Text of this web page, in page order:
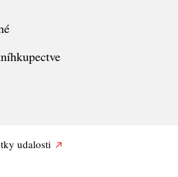
udalosti